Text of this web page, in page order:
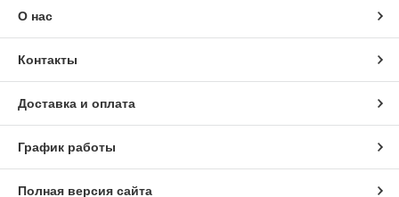
О нас
Контакты
Доставка и оплата
График работы
Полная версия сайта